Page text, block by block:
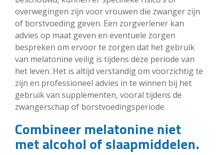
overwegingen zijn voor vrouwen die zwanger zijn
of borstvoeding geven. Een zorgverlener kan
advies op maat geven en eventuele zorgen
bespreken om ervoor te zorgen dat het gebruik
van melatonine veilig is tijdens deze periode van
het leven. Het is altijd verstandig om voorzichtig te
zijn en professioneel advies in te winnen bij het
gebruik van supplementen, vooral tijdens de
zwangerschap of borstvoedingsperiode.
Combineer melatonine niet
met alcohol of slaapmiddelen.